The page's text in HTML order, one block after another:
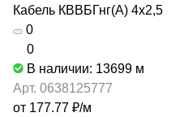
Кабель КВВБГнг(А) 4х2,5
0
0
В наличии: 13699 м
Арт. 0638125777
от 177.77 ₽/м